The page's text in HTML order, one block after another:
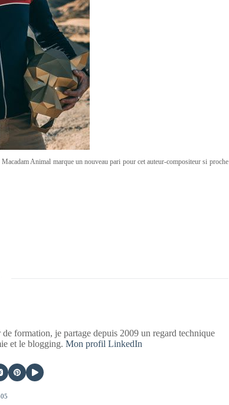
Animal marque un nouveau pari pour cet auteur-compositeur si proche
formation, je partage depuis 2009 un regard technique
et le blogging.Mon profil LinkedIn